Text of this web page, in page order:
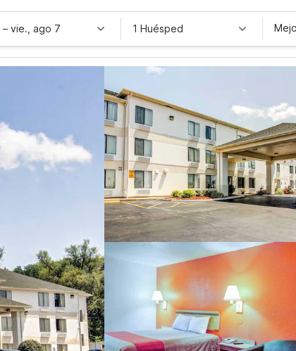
– vie., ago 7 1 Huésped